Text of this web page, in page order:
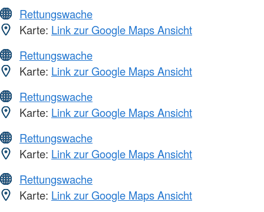
Rettungswache
Karte: Link zur Google Maps Ansicht
Rettungswache
Karte: Link zur Google Maps Ansicht
Rettungswache
Karte: Link zur Google Maps Ansicht
Rettungswache
Karte: Link zur Google Maps Ansicht
Rettungswache
Karte: Link zur Google Maps Ansicht